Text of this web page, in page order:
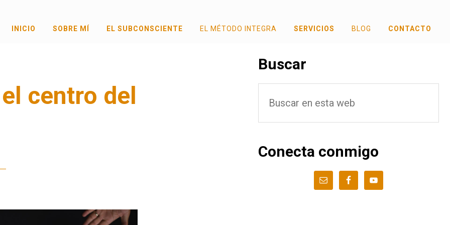
INICIO SOBRE MÍ EL SUBCONSCIENTE EL MÉTODO INTEGRA SERVICIOS BLOG CONTACTO
centro del
Barra
lateral
principal
Buscar
web
Conecta conmigo